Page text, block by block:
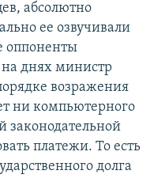
абсолютно
ее озвучивали
оппоненты
днях министр
возражения
ни компьютерного
законодательной
платежи. То есть
долга